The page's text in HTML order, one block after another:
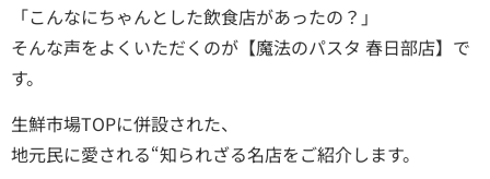
「こんなにちゃんとした飲食店があったの？」
そんな声をよくいただくのが【魔法のパスタ 春日部店】で
す。
生鮮市場TOPに併設された、
地元民に愛される“知られざる名店をご紹介します。